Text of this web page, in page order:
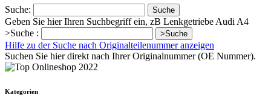
Suche: Suche
Geben Sie hier Ihren Suchbegriff ein, zB Lenkgetriebe Audi A4
>Suche :
>Suche
Hilfe zu der Suche nach Originalteilenummer anzeigen
Suchen Sie hier direkt nach Ihrer Originalnummer (OE Nummer).
Kategorien